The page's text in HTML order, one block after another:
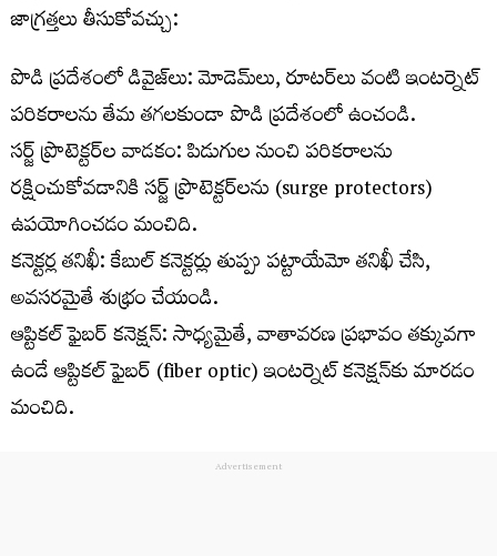
జాగ్రత్తలు తీసుకోవచ్చు:
పొడి ప్రదేశంలో డివైజ్‌లు: మోడెమ్‌లు, రూటర్‌లు వంటి ఇంటర్నెట్
పరికరాలను తేమ తగలకుండా పొడి ప్రదేశంలో ఉంచండి.
సర్జ్ ప్రొటెక్టర్‌ల వాడకం: పిడుగుల నుంచి పరికరాలను
రక్షించుకోవడానికి సర్జ్ ప్రొటెక్టర్‌లను (surge protectors)
ఉపయోగించడం మంచిది.
కనెక్టర్ల తనిఖీ: కేబుల్ కనెక్టర్లు తుప్పు పట్టాయేమో తనిఖీ చేసి,
అవసరమైతే శుభ్రం చేయండి.
ఆప్టికల్ ఫైబర్ కనెక్షన్: సాధ్యమైతే, వాతావరణ ప్రభావం తక్కువగా
ఉండే ఆప్టికల్ ఫైబర్ (fiber optic) ఇంటర్నెట్ కనెక్షన్‌కు మారడం
మంచిది.